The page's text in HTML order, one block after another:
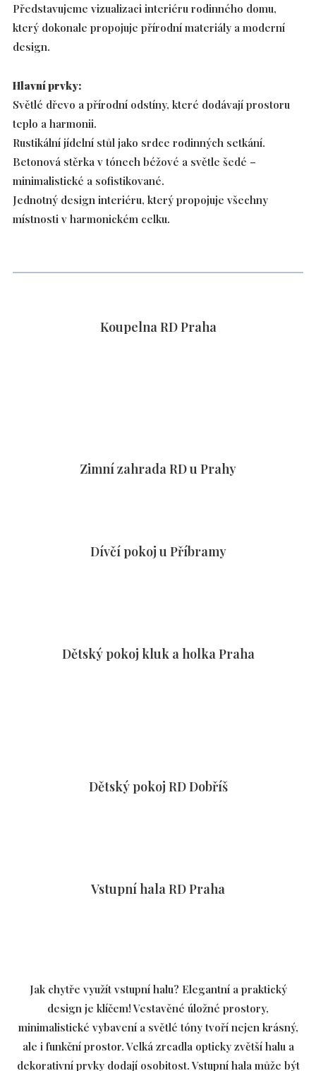
Představujeme vizualizaci interiéru rodinného domu,
který dokonale propojuje přírodní materiály a moderní
design.
Hlavní prvky:
Světlé dřevo a přírodní odstíny, které dodávají prostoru
teplo a harmonii.
Rustikální jídelní stůl jako srdce rodinných setkání.
Betonová stěrka v tónech béžové a světle šedé –
minimalistické a sofistikované.
Jednotný design interiéru, který propojuje všechny
místnosti v harmonickém celku.
Koupelna RD Praha
Zimní zahrada RD u Prahy
Dívčí pokoj u Příbramy
Dětský pokoj kluk a holka Praha
Dětský pokoj RD Dobříš
Vstupní hala RD Praha
Jak chytře využít vstupní halu? Elegantní a praktický
design je klíčem! Vestavěné úložné prostory,
minimalistické vybavení a světlé tóny tvoří nejen krásný,
ale i funkční prostor. Velká zrcadla opticky zvětší halu a
dekorativní prvky dodají osobitost. Vstupní hala může být